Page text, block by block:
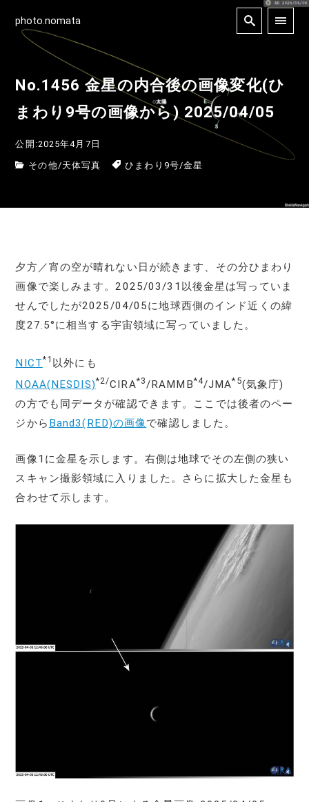
photo.nomata
No.1456 金星の内合後の画像変化(ひ
まわり9号の画像から) 2025/04/05
公開:2025年4月7日
その他/天体写真 ひまわり9号/金星
夕方／宵の空が晴れない日が続きます、その分ひまわり
画像で楽しみます。2025/03/31以後金星は写っていま
せんでしたが2025/04/05に地球西側のインド近くの緯
度27.5°に相当する宇宙領域に写っていました。
NICT*1 以外にも
NOAA(NESDIS)*2/CIRA*3/RAMMB*4/JMA*5(気象庁)
の方でも同データが確認できます。ここでは後者のペー
ジから Band3(RED)の画像で確認しました。
画像1に金星を示します。右側は地球でその左側の狭い
スキャン撮影領域に入りました。さらに拡大した金星も
合わせて示します。